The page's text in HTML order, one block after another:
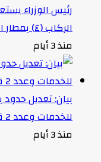
رئيس الوزراء
الركاب (٤) بمطار القاهرة الدولي
منذ 3 أيام
بيان: تعديل
للخدمات وعدد 2 قرية بالظهير الصحراوي
منذ 3 أيام